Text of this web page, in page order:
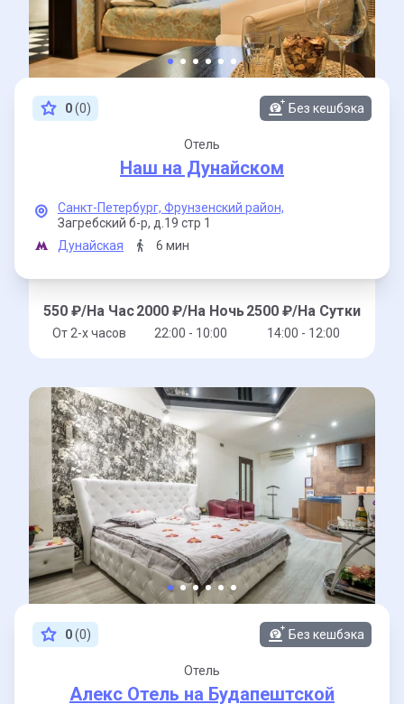
0(0) Без кешбэка
Отель
Наш на Дунайском
Санкт-Петербург, Фрунзенский район,
Загребский б-р, д.19 стр 1
Дунайская
6 мин
550 ₽/На Час
От 2-x часов
2000 ₽/На Ночь
22:00 - 10:00
2500 ₽/На Сутки
14:00 - 12:00
0(0) Без кешбэка
Отель
Алекс Отель на Будапештской